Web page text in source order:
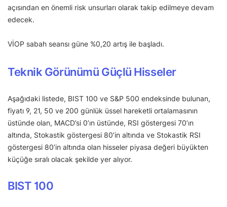
açısından en önemli risk unsurları olarak takip edilmeye devam
edecek.
VİOP sabah seansı güne %0,20 artış ile başladı.
Teknik Görünümü Güçlü Hisseler
Aşağıdaki listede, BIST 100 ve S&P 500 endeksinde bulunan,
fiyatı 9, 21, 50 ve 200 günlük üssel hareketli ortalamasının
üstünde olan, MACD’si 0’ın üstünde, RSI göstergesi 70’ın
altında, Stokastik göstergesi 80’in altında ve Stokastik RSI
göstergesi 80’in altında olan hisseler piyasa değeri büyükten
küçüğe sıralı olacak şekilde yer alıyor.
BIST 100